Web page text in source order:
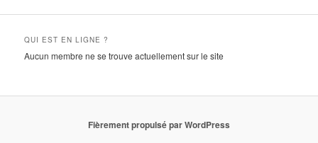
QUI EST EN LIGNE ?
Aucun membre ne se trouve actuellement sur le site
Fièrement propulsé par WordPress